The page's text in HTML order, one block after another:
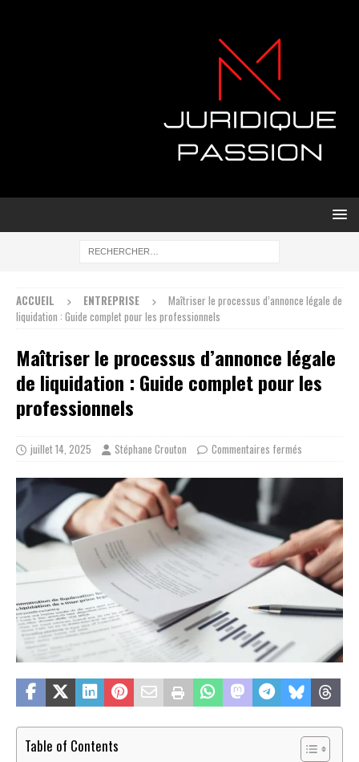
ACCUEIL ENTREPRISE
Maîtriser le processus d’annonce légale de
liquidation : Guide complet pour les professionnels
Maîtriser le processus d’annonce légale
de liquidation : Guide complet pour les
professionnels
juillet 14, 2025 Stéphane Crouton Commentaires fermés
Table of Contents